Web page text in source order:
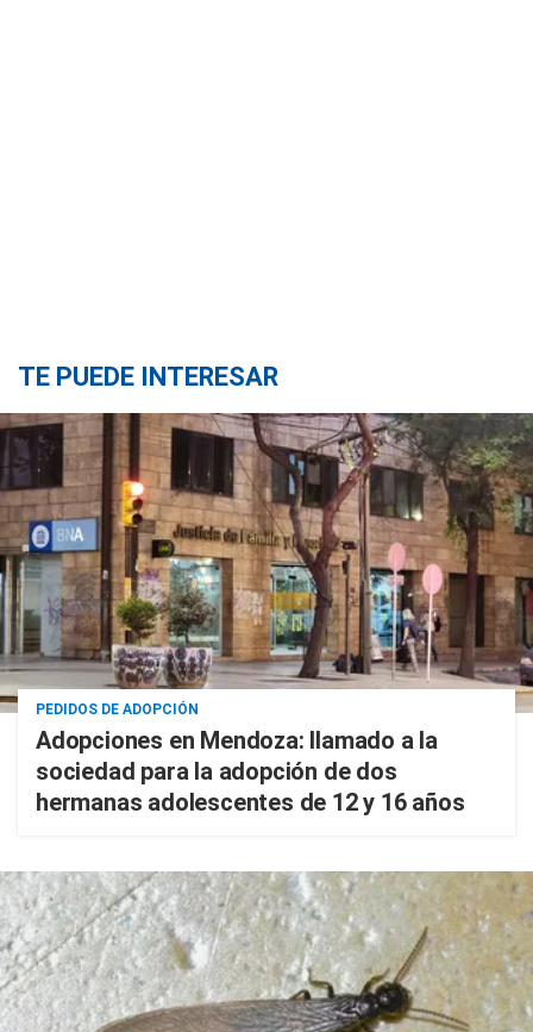
TE PUEDE INTERESAR
PEDIDOS DE ADOPCIÓN
Adopciones en Mendoza: llamado a la
sociedad para la adopción de dos
hermanas adolescentes de 12 y 16 años